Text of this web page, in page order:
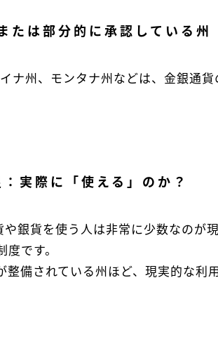
たは部分的に承認している州
ナ州、モンタナ州などは、金銀通
：実際に「使える」のか？
銀貨を使う人は非常に少数なのが
です。
備されている州ほど、現実的な利